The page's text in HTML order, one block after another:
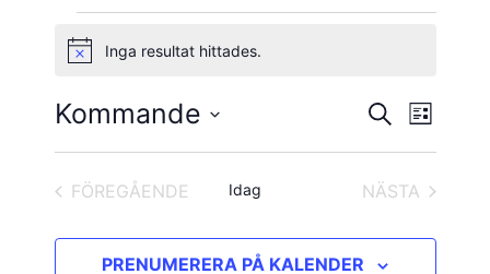
Evenemang
Notis Inga resultat hittades.
Search
and
Views
SÖK LISTA
Kommande
Välj
FÖREGÅENDE
Idag
NÄSTA
PRENUMERERA PÅ KALENDER